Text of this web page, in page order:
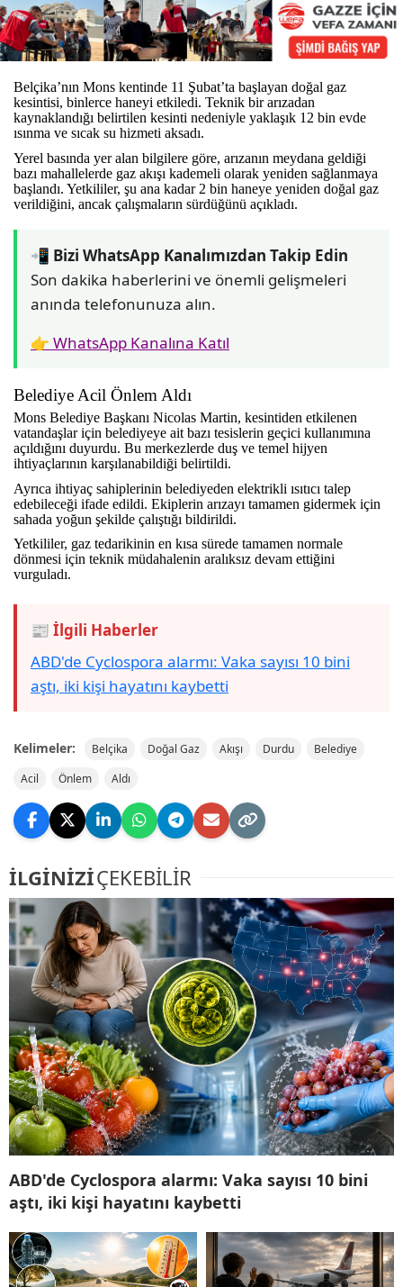
Belçika’nın Mons kentinde 11 Şubat’ta başlayan doğal gaz
kesintisi, binlerce haneyi etkiledi. Teknik bir arızadan
kaynaklandığı belirtilen kesinti nedeniyle yaklaşık 12 bin evde
ısınma ve sıcak su hizmeti aksadı.
Yerel basında yer alan bilgilere göre, arızanın meydana geldiği
bazı mahallelerde gaz akışı kademeli olarak yeniden sağlanmaya
başlandı. Yetkililer, şu ana kadar 2 bin haneye yeniden doğal gaz
verildiğini, ancak çalışmaların sürdüğünü açıkladı.
📲 Bizi WhatsApp Kanalımızdan Takip Edin
Son dakika haberlerini ve önemli gelişmeleri
anında telefonunuza alın.
👉 WhatsApp Kanalına Katıl
Belediye Acil Önlem Aldı
Mons Belediye Başkanı Nicolas Martin, kesintiden etkilenen
vatandaşlar için belediyeye ait bazı tesislerin geçici kullanımına
açıldığını duyurdu. Bu merkezlerde duş ve temel hijyen
ihtiyaçlarının karşılanabildiği belirtildi.
Ayrıca ihtiyaç sahiplerinin belediyeden elektrikli ısıtıcı talep
edebileceği ifade edildi. Ekiplerin arızayı tamamen gidermek için
sahada yoğun şekilde çalıştığı bildirildi.
Yetkililer, gaz tedarikinin en kısa sürede tamamen normale
dönmesi için teknik müdahalenin aralıksız devam ettiğini
vurguladı.
📰 İlgili Haberler
ABD'de Cyclospora alarmı: Vaka sayısı 10 bini
aştı, iki kişi hayatını kaybetti
Kelimeler: Belçika Doğal Gaz Akışı Durdu
Belediye
Acil
Önlem Aldı
İLGİNİZİÇEKEBİLİR
ABD'de Cyclospora alarmı: Vaka sayısı 10 bini
aştı, iki kişi hayatını kaybetti